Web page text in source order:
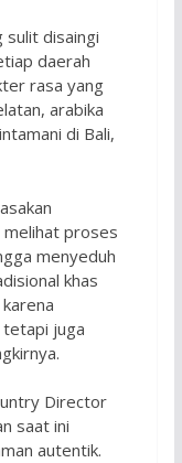
sulit disaingi
daerah
rasa yang
arabika
di Bali,
melihat proses
menyeduh
khas
tetapi juga
Director
saat ini
autentik.